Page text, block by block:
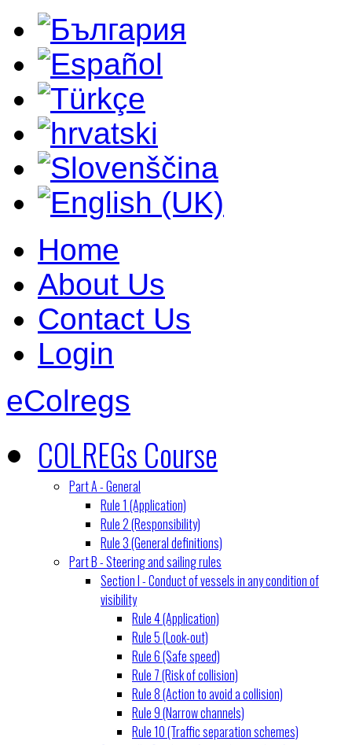
Home
About Us
Contact Us
Login
eColregs
COLREGs Course
Part A - General
Rule 1 (Application)
Rule 2 (Responsibility)
Rule 3 (General definitions)
Part B - Steering and sailing rules
Section I - Conduct of vessels in any condition of
visibility
Rule 4 (Application)
Rule 5 (Look-out)
Rule 6 (Safe speed)
Rule 7 (Risk of collision)
Rule 8 (Action to avoid a collision)
Rule 9 (Narrow channels)
Rule 10 (Traffic separation schemes)